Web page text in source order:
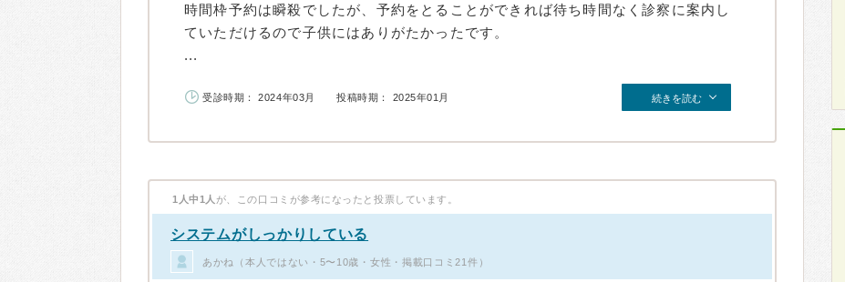
時間枠予約は瞬殺でしたが、予約をとることができれば待ち時間なく診察に案内し
ていただけるので子供にはありがたかったです。
...
受診時期： 2024年03月 投稿時期： 2025年01月 続きを読む
1人中1人 が、この口コミが参考になったと投票しています。
システムがしっかりしている
あかね（本人ではない・5〜10歳・女性・掲載口コミ21件）